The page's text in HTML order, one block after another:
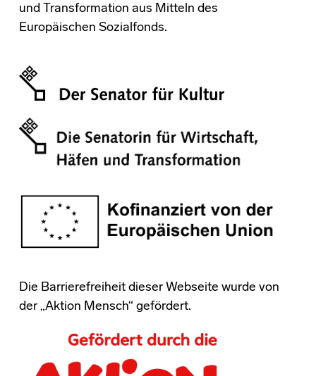
und Transformation aus Mitteln des
Europäischen Sozialfonds.
Die Barrierefreiheit dieser Webseite wurde von
der „Aktion Mensch“ gefördert.